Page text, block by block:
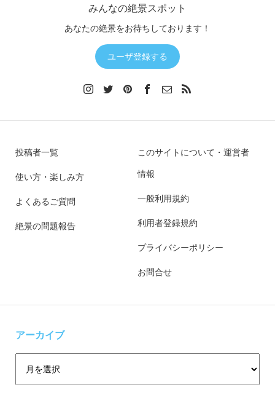
みんなの絶景スポット
あなたの絶景をお待ちしております！
ユーザ登録する
投稿者一覧
使い方・楽しみ方
よくあるご質問
絶景の問題報告
このサイトについて・運営者
情報
一般利用規約
利用者登録規約
プライバシーポリシー
お問合せ
アーカイブ